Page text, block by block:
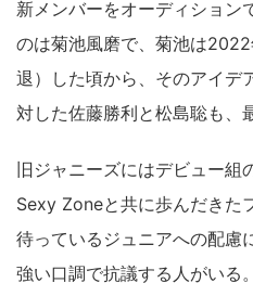
新メンバーをオーディション
のは菊池風磨で、菊池は
退）した頃から、そのアイデ
対した佐藤勝利と松島聡も、
旧ジャニーズにはデビュー
Sexy Zoneと共に歩んだきた
待っているジュニアへの配慮
強い口調で抗議する人がいる。